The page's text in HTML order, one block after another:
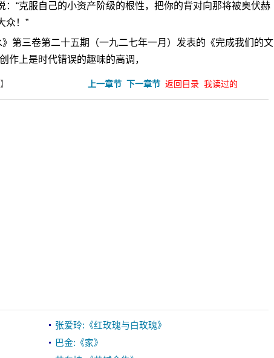
“克服自己的小资产阶级的根性，把你的背对向那将被奥伏赫
众！”
第三卷第二十五期（一九二七年一月）发表的《完成我们的文
作上是时代错误的趣味的高调，
】 上一章节 下一章节 返回目录 我读过的
张爱玲:《红玫瑰与白玫瑰》
巴金:《家》